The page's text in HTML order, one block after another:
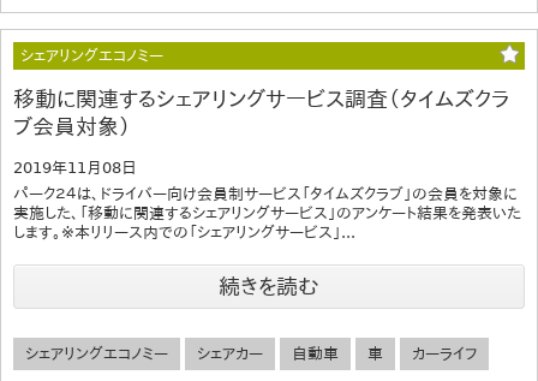
シェアリングエコノミー
移動に関連するシェアリングサービス調査（タイムズクラ
ブ会員対象）
2019年11月08日
パーク２４は、ドライバー向け会員制サービス「タイムズクラブ」の会員を対象に
実施した、「移動に関連するシェアリングサービス」のアンケート結果を発表いた
します。※本リリース内での「シェアリングサービス」...
続きを読む
シェアリングエコノミー シェアカー 自動車 車 カーライフ